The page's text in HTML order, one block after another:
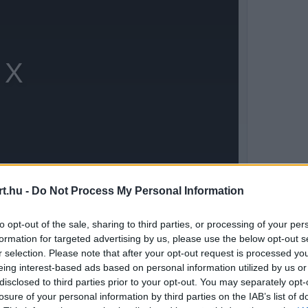
- Do Not Process My Personal Information
opt-out of the sale, sharing to third parties, or processing of your
for targeted advertising by us, please use the below opt-out
selection. Please note that after your opt-out request is processed
interest-based ads based on personal information utilized by us
to third parties prior to your opt-out. You may separately
of your personal information by third parties on the IAB’s list of
a 350 kW-os MGU-K
ezt a teljesítményt, mielőtt kifogyna az
az elképzelés.